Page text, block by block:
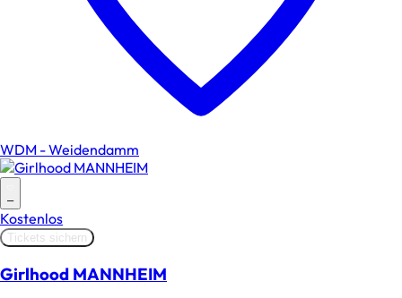
WDM - Weidendamm
–
Kostenlos
Tickets sichern
Girlhood MANNHEIM